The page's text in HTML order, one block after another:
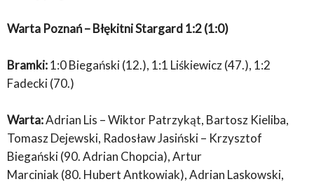
Warta Poznań – Błękitni Stargard 1:2 (1:0)
Bramki:1:0 Biegański (12.), 1:1 Liśkiewicz (47.), 1:2
Fadecki (70.)
Warta:Adrian Lis – Wiktor Patrzykąt, Bartosz Kieliba,
Tomasz Dejewski, Radosław Jasiński – Krzysztof
Biegański (90. Adrian Chopcia), Artur
Marciniak (80. Hubert Antkowiak), Adrian Laskowski,